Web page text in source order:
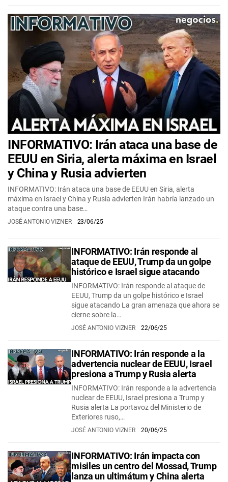
INFORMATIVO: Irán ataca una base de
EEUU en Siria, alerta máxima en Israel
y China y Rusia advierten
INFORMATIVO: Irán ataca una base de EEUU en Siria, alerta
máxima en Israel y China y Rusia advierten Irán habría lanzado un
ataque contra una base…
JOSÉ ANTONIO VIZNER 23/06/25
INFORMATIVO: Irán responde al
ataque de EEUU, Trump da un golpe
histórico e Israel sigue atacando
INFORMATIVO: Irán responde al ataque de
EEUU, Trump da un golpe histórico e Israel
sigue atacando La gran amenaza que ahora se
cierne sobre la…
JOSÉ ANTONIO VIZNER 22/06/25
INFORMATIVO: Irán responde a la
advertencia nuclear de EEUU, Israel
presiona a Trump y Rusia alerta
INFORMATIVO: Irán responde a la advertencia
nuclear de EEUU, Israel presiona a Trump y
Rusia alerta La portavoz del Ministerio de
Exteriores ruso,…
JOSÉ ANTONIO VIZNER 20/06/25
INFORMATIVO: Irán impacta con
misiles un centro del Mossad, Trump
lanza un ultimátum y China alerta